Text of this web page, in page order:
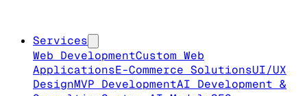
Services
Web DevelopmentCustom Web
ApplicationsE-Commerce SolutionsUI/UX
DesignMVP DevelopmentAI Development &